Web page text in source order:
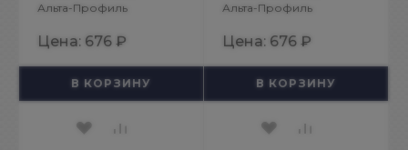
Альта-Профиль
Цена: 676 ₽
В КОРЗИНУ
Альта-Профиль
Цена: 676 ₽
В КОРЗИНУ